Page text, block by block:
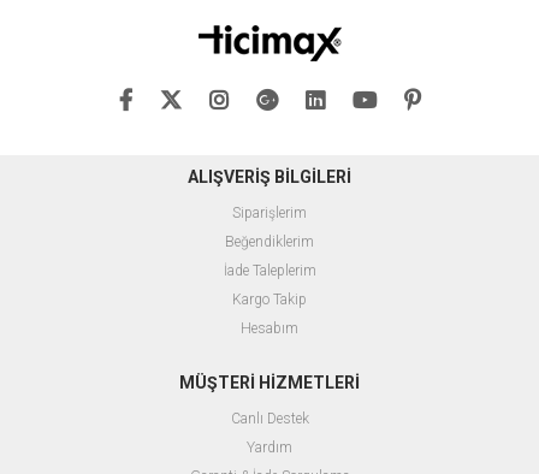
ALIŞVERİŞ BİLGİLERİ
Siparişlerim
Beğendiklerim
İade Taleplerim
Kargo Takip
Hesabım
MÜŞTERİ HİZMETLERİ
Canlı Destek
Yardım